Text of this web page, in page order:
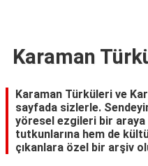
Karaman
Karaman Türküleri ve
sayfada sizlerle.
yöresel ezgileri bir
tutkunlarına hem de
çıkanlara özel bir arşiv